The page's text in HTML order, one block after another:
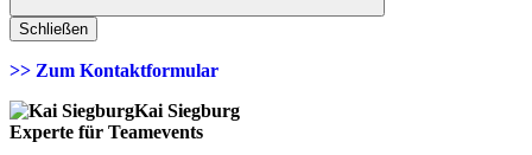
Schließen
>> Zum Kontaktformular
Kai Siegburg
Experte für Teamevents